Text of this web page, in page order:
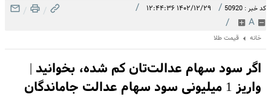
کد خبر : 50920 / ۱۴۰۲/۱۲/۲۹ ۱۲:۴۴:۳۶ /
A
/
/
/
خانه قیمت طلا
اگر سود سهام عدالت‌تان کم شده، بخوانید |
واریز 1 میلیونی سود سهام عدالت جاماندگان